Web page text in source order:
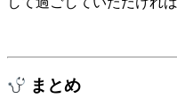
まとめ